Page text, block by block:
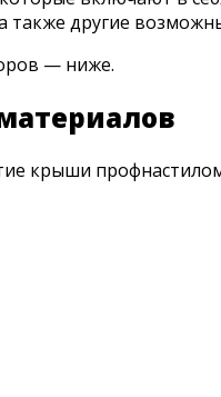
также другие
— ниже.
крыши